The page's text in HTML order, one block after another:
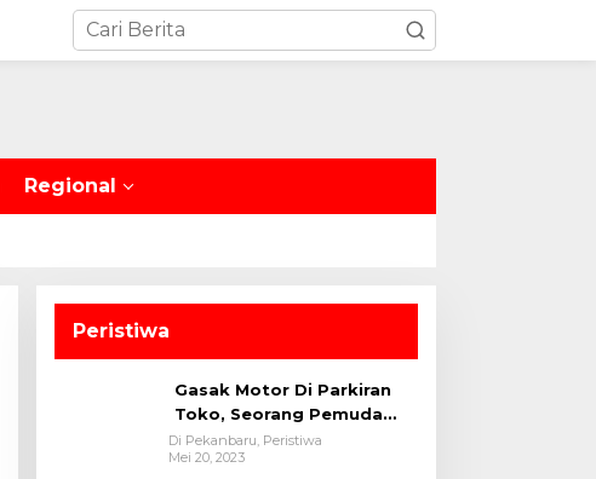
Regional
Peristiwa
Gasak Motor Di Parkiran
Toko, Seorang Pemuda
Diamankan Polsek Bukit
Raya
Di Pekanbaru, Peristiwa
Mei 20, 2023